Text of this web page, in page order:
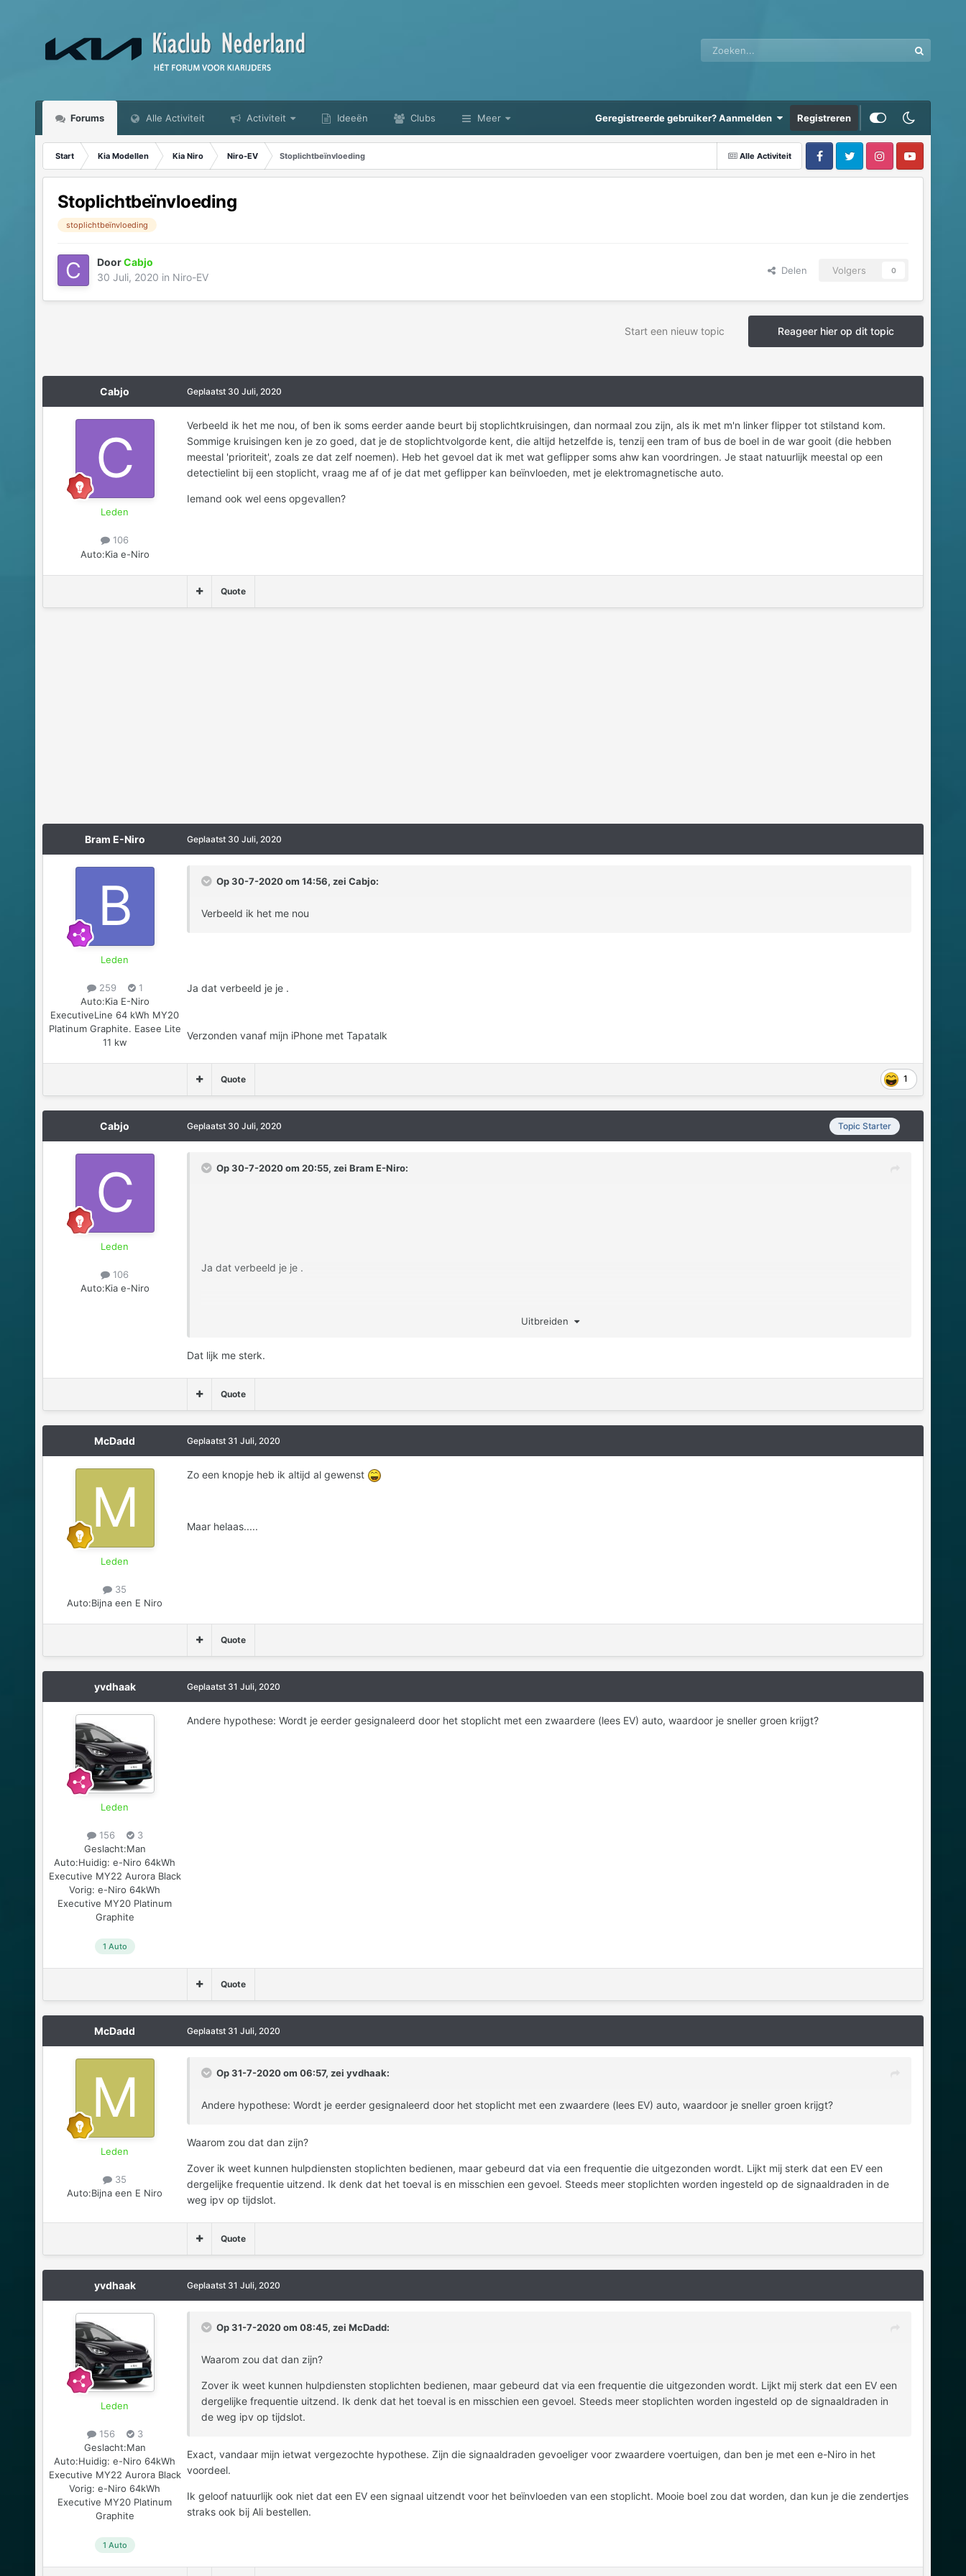
Forums Alle Activiteit Activiteit Ideeën Clubs Meer Geregistreerde gebruiker? Aanmelden Registreren
Alle Activiteit
Start Kia Modellen Kia Niro Niro-EV Stoplichtbeïnvloeding
Stoplichtbeïnvloeding
stoplichtbeïnvloeding
DoorCabjo
30 Juli, 2020 in Niro-EV
Delen Volgers 0
Reageer hier op dit topic
Start een nieuw topic
Cabjo
Leden
106
Auto:Kia e-Niro
Geplaatst 30 Juli, 2020
Verbeeld ik het me nou, of ben ik soms eerder aande beurt bij stoplichtkruisingen, dan normaal zou zijn, als ik met m'n linker flipper tot stilstand kom.
Sommige kruisingen ken je zo goed, dat je de stoplichtvolgorde kent, die altijd hetzelfde is, tenzij een tram of bus de boel in de war gooit (die hebben
meestal 'prioriteit', zoals ze dat zelf noemen). Heb het gevoel dat ik met wat geflipper soms ahw kan voordringen. Je staat natuurlijk meestal op een
detectielint bij een stoplicht, vraag me af of je dat met geflipper kan beïnvloeden, met je elektromagnetische auto.
Iemand ook wel eens opgevallen?
Quote
Bram E-Niro
Leden
259
1
Auto:Kia E-Niro
ExecutiveLine 64 kWh MY20
Platinum Graphite. Easee Lite
11 kw
Geplaatst 30 Juli, 2020
Op 30-7-2020 om 14:56, zei Cabjo:
Verbeeld ik het me nou
Ja dat verbeeld je je .
Verzonden vanaf mijn iPhone met Tapatalk
1
Quote
Cabjo
Leden
106
Auto:Kia e-Niro
Topic Starter
Geplaatst 30 Juli, 2020
Op 30-7-2020 om 20:55, zei Bram E-Niro:
Ja dat verbeeld je je .
Uitbreiden
Dat lijk me sterk.
Quote
McDadd
Leden
35
Auto:Bijna een E Niro
Geplaatst 31 Juli, 2020
Zo een knopje heb ik altijd al gewenst
Maar helaas.....
Quote
yvdhaak
Leden
156
3
Geslacht:Man
Auto:Huidig: e-Niro 64kWh
Executive MY22 Aurora Black
Vorig: e-Niro 64kWh
Executive MY20 Platinum
Graphite
1 Auto
Geplaatst 31 Juli, 2020
Andere hypothese: Wordt je eerder gesignaleerd door het stoplicht met een zwaardere (lees EV) auto, waardoor je sneller groen krijgt?
Quote
McDadd
Leden
35
Auto:Bijna een E Niro
Geplaatst 31 Juli, 2020
Op 31-7-2020 om 06:57, zei yvdhaak:
Andere hypothese: Wordt je eerder gesignaleerd door het stoplicht met een zwaardere (lees EV) auto, waardoor je sneller groen krijgt?
Waarom zou dat dan zijn?
Zover ik weet kunnen hulpdiensten stoplichten bedienen, maar gebeurd dat via een frequentie die uitgezonden wordt. Lijkt mij sterk dat een EV een
dergelijke frequentie uitzend. Ik denk dat het toeval is en misschien een gevoel. Steeds meer stoplichten worden ingesteld op de signaaldraden in de
weg ipv op tijdslot.
Quote
yvdhaak
Leden
156
3
Geslacht:Man
Auto:Huidig: e-Niro 64kWh
Executive MY22 Aurora Black
Vorig: e-Niro 64kWh
Executive MY20 Platinum
Graphite
1 Auto
Geplaatst 31 Juli, 2020
Op 31-7-2020 om 08:45, zei McDadd:
Waarom zou dat dan zijn?
Zover ik weet kunnen hulpdiensten stoplichten bedienen, maar gebeurd dat via een frequentie die uitgezonden wordt. Lijkt mij sterk dat een EV een
dergelijke frequentie uitzend. Ik denk dat het toeval is en misschien een gevoel. Steeds meer stoplichten worden ingesteld op de signaaldraden in
de weg ipv op tijdslot.
Exact, vandaar mijn ietwat vergezochte hypothese. Zijn die signaaldraden gevoeliger voor zwaardere voertuigen, dan ben je met een e-Niro in het
voordeel.
Ik geloof natuurlijk ook niet dat een EV een signaal uitzendt voor het beïnvloeden van een stoplicht. Mooie boel zou dat worden, dan kun je die zendertjes
straks ook bij Ali bestellen.